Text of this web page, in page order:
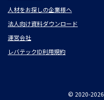
人材をお探しの企業様へ
法人向け資料ダウンロード
運営会社
レバテックID利用規約
© 2020-2026